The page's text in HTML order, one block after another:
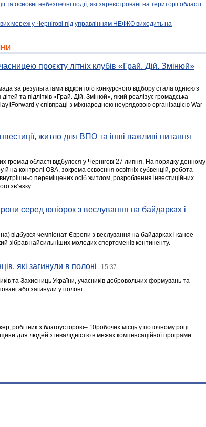
та основні небезпечні події, які зареєстровані на території області
мереж у Чернігові під управлінням НЕФКО виходить на
проєкту літніх клубів «Грай. Дій. Змінюй»
за результатами відкритого конкурсного відбору стала однією з
та підлітків «Грай. Дій. Змінюй», який реалізує громадська
у співпраці з міжнародною неурядовою організацією War
житло для ВПО та інші важливі питання
громад області відбулося у Чернігові 27 липня. На порядку денному
й на контролі ОВА, зокрема освоєння освітніх субвенцій, робота
переміщених осіб житлом, розроблення інвестиційних
зв’язку.
серед юніорок з веслування на байдарках і
відбувся чемпіонат Європи з веслування на байдарках і каное
зібрав найсильніших молодих спортсменів континенту.
які загинули в полоні 15:37
та Захисниць України, учасників добровольчих формувань та
або загинули у полоні.
робітник з благоусторою– 10робочих місць у поточному році
для людей з інвалідністю в межах компенсаційної програми